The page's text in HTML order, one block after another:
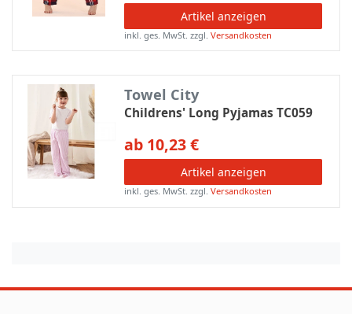
Artikel anzeigen
inkl. ges. MwSt. zzgl.Versandkosten
Towel City
Childrens' Long Pyjamas TC059
ab 10,23 €
Artikel anzeigen
inkl. ges. MwSt. zzgl.Versandkosten